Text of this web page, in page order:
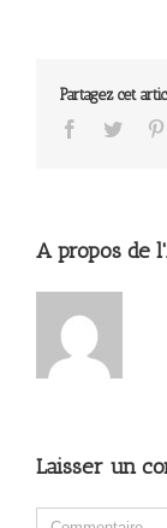
Partagez cet
A propos de
Laisser un